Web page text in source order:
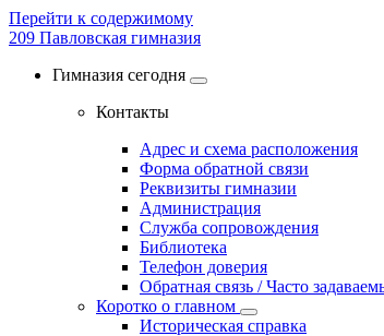
Перейти к содержимому
209 Павловская гимназия
Гимназия сегодня
Контакты
Адрес и схема расположения
Форма обратной связи
Реквизиты гимназии
Администрация
Служба сопровождения
Библиотека
Телефон доверия
Обратная связь / Часто
Коротко о главном
Историческая справка